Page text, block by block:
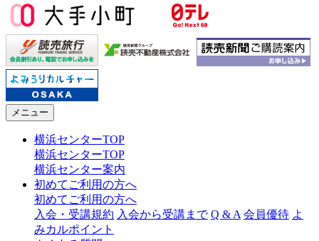
メニュー
横浜センターTOP
横浜センターTOP
横浜センター案内
初めてご利用の方へ
初めてご利用の方へ
入会・受講規約 入会から受講まで Q & A 会員優待 よ
みカルポイント